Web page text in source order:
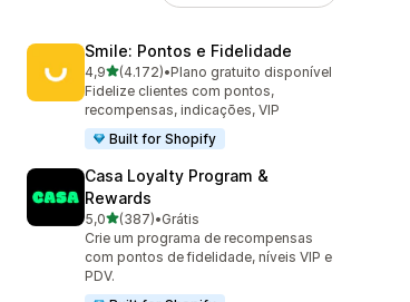
Smile: Pontos e Fidelidade
4,9de 5 estrelas
(4.172)
4172 avaliações ao todo
•Plano gratuito disponível
Fidelize clientes com pontos,
recompensas, indicações, VIP
Built for Shopify
Casa Loyalty Program &
Rewards
5,0de 5 estrelas
(387)
387 avaliações ao todo
•Grátis
Crie um programa de recompensas
com pontos de fidelidade, níveis VIP e
PDV.